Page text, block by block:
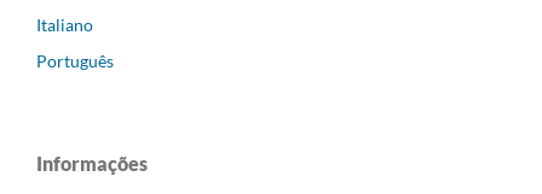
Italiano
Português
Informações